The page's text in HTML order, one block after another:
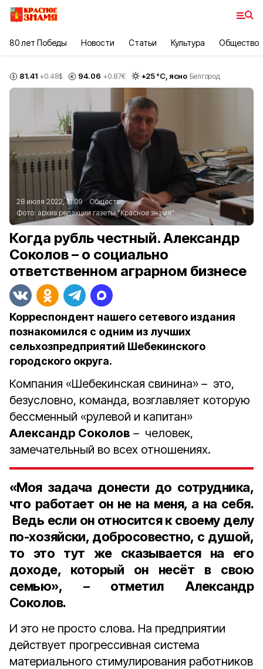
80 лет Победы Новости Статьи Культура Общество
81.41 +0.48$ 94.06 +0.87€ +25°С, ясно Белгород
28 июля 2022, 11:09
Общество
Фото: архив редакции газеты "Красное знамя"
Когда рубль честный. Александр
Соколов – о социально
ответственном аграрном бизнесе
Корреспондент нашего сетевого издания
познакомился с одним из лучших
сельхозпредприятий Шебекинского
городского округа.
Компания «Шебекинская свинина» – это,
безусловно, команда, возглавляет которую
бессменный «рулевой и капитан»
Александр Соколов – человек,
замечательный во всех отношениях.
«Моя задача донести до сотрудника,
что работает он не на меня, а на себя.
Ведь если он относится к своему делу
по-хозяйски, добросовестно, с душой,
то это тут же сказывается на его
доходе, который он несёт в свою
семью», – отметил Александр
Соколов.
И это не просто слова. На предприятии
действует прогрессивная система
материального стимулирования работников